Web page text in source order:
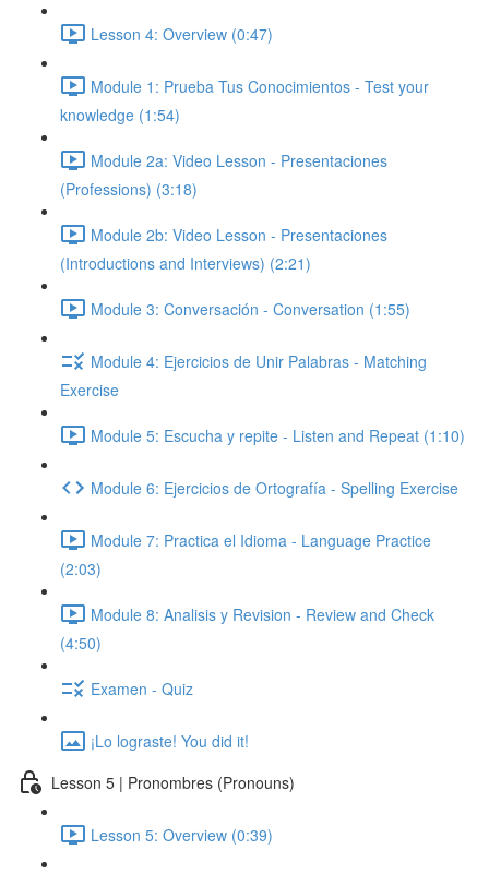
Lesson 4: Overview (0:47)
Module 1: Prueba Tus Conocimientos - Test your
knowledge (1:54)
Module 2a: Video Lesson - Presentaciones
(Professions) (3:18)
Module 2b: Video Lesson - Presentaciones
(Introductions and Interviews) (2:21)
Module 3: Conversación - Conversation (1:55)
Module 4: Ejercicios de Unir Palabras - Matching
Exercise
Module 5: Escucha y repite - Listen and Repeat (1:10)
Module 6: Ejercicios de Ortografía - Spelling Exercise
Module 7: Practica el Idioma - Language Practice
(2:03)
Module 8: Analisis y Revision - Review and Check
(4:50)
Examen - Quiz
¡Lo lograste! You did it!
Lesson 5 | Pronombres (Pronouns)
Lesson 5: Overview (0:39)